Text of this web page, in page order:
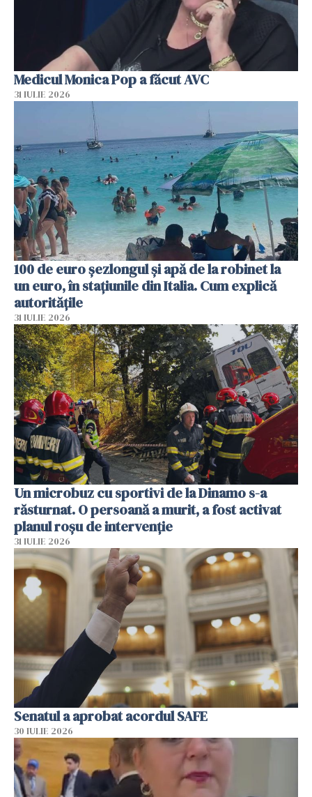
Medicul Monica Pop a făcut AVC
31 IULIE 2026
100 de euro șezlongul și apă de la robinet la
un euro, în stațiunile din Italia. Cum explică
autoritățile
31 IULIE 2026
Un microbuz cu sportivi de la Dinamo s-a
răsturnat. O persoană a murit, a fost activat
planul roșu de intervenție
31 IULIE 2026
Senatul a aprobat acordul SAFE
30 IULIE 2026